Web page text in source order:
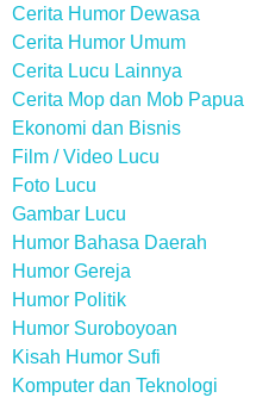
Cerita Humor Dewasa
Cerita Humor Umum
Cerita Lucu Lainnya
Cerita Mop dan Mob Papua
Ekonomi dan Bisnis
Film / Video Lucu
Foto Lucu
Gambar Lucu
Humor Bahasa Daerah
Humor Gereja
Humor Politik
Humor Suroboyoan
Kisah Humor Sufi
Komputer dan Teknologi